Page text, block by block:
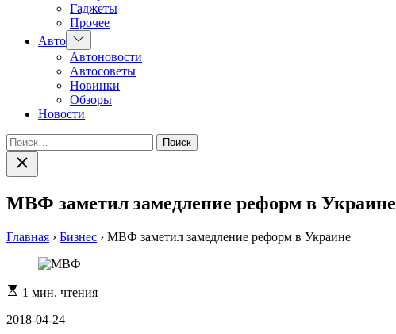
Гаджеты
Прочее
Авто Показать
подменю
Автоновости
Автосоветы
Новинки
Обзоры
Новости
Найти:
Закрыть
поиск
МВФ заметил замедление реформ в Украине
Главная › Бизнес › МВФ заметил замедление реформ в Украине
Расчетное
чтения
1 мин. чтения
2018-04-24